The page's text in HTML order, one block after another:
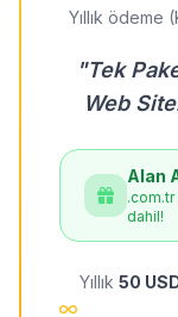
Yıllık ödeme
"Tek
Web
Alan
.com.tr
dahil!
Yıllık 50